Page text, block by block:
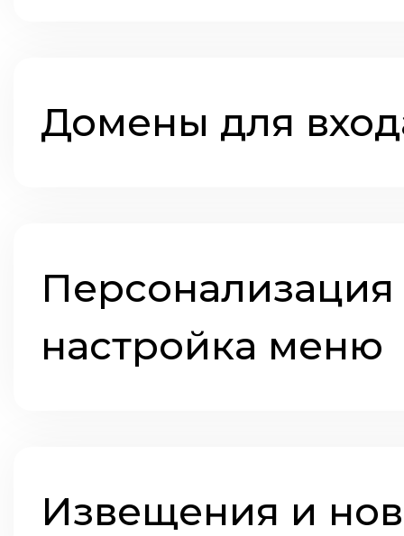
Домены для
настройка меню
Извещения и